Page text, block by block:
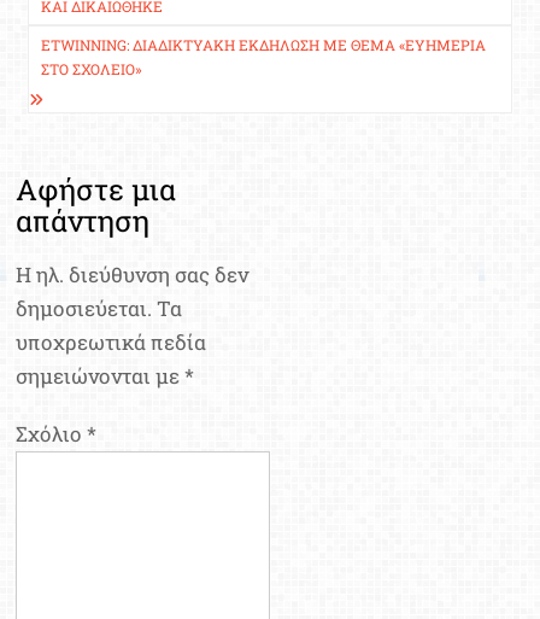
ΚΑΙ ΔΙΚΑΙΏΘΗΚΕ
ETWINNING: ΔΙΑΔΙΚΤΥΑΚΉ ΕΚΔΉΛΩΣΗ ΜΕ ΘΈΜΑ «ΕΥΗΜΕΡΊΑ
ΣΤΟ ΣΧΟΛΕΊΟ»
Αφήστε μια
απάντηση
Η ηλ. διεύθυνση σας δεν
δημοσιεύεται. Τα
υποχρεωτικά πεδία
σημειώνονται με*
Σχόλιο*